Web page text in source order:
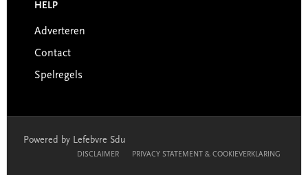
HELP
Adverteren
Contact
Spelregels
Powered by Lefebvre Sdu
DISCLAIMER PRIVACY STATEMENT & COOKIEVERKLARING